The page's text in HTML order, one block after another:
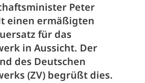
Peter
einen ermäßigten
für das
in Aussicht. Der
des Deutschen
(ZV) begrüßt dies.